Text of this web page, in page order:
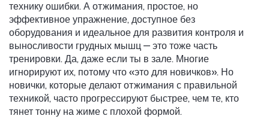
технику ошибки. А отжимания, простое, но
эффективное упражнение, доступное без
оборудования и идеальное для развития контроля и
выносливости грудных мышц — это тоже часть
тренировки. Да, даже если ты в зале. Многие
игнорируют их, потому что «это для новичков». Но
новички, которые делают отжимания с правильной
техникой, часто прогрессируют быстрее, чем те, кто
тянет тонну на жиме с плохой формой.